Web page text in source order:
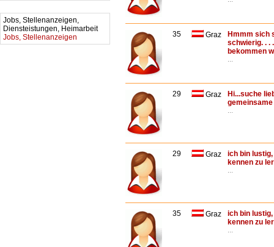
Jobs, Stellenanzeigen,
Diensteistungen, Heimarbeit
Jobs, Stellenanzeigen
35 Graz
Hmmm sich
schwierig. . .
bekommen
29 Graz
Hi...suche
29 Graz
ich bin
kennen zu
35 Graz
ich bin
kennen zu